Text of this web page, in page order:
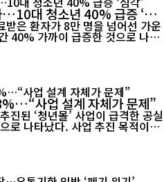
…10대 청소년 40% 급증 ‘심
은 환자가 8만 명을 넘어선 가운
40% 가까이 급증한 것으로 나타
사회 전반의 약물 의존이 확산되
건강보험심사평가원으로부터
자료에 따르면,...
사업 설계 자체가 문제”
진된 ‘청년몰’ 사업이 급격한 공실
로 나타났다. 사업 추진 목적이었
복 효과는 기대에 미치지 못한
산업통상자원중
(더불어민주당 전국소상공인위
단 자료를 분석...